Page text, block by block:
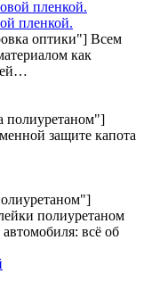
пленкой.
оптики"] Всем
как
полиуретаном"]
защите капота
полиуретаном
всё об